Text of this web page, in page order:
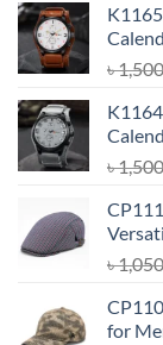
৳1,500
৳1,500
৳1,050
for